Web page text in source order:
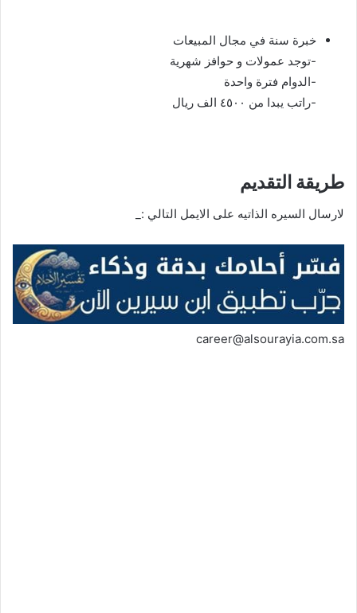
خبرة سنة في مجال المبيعات
-توجد عمولات و حوافز شهرية
-الدوام فترة واحدة
-راتب يبدا من ٤٥٠٠ الف ريال
طريقة التقديم
لارسال السيره الذاتيه على الايمل التالي :_
career@alsourayia.com.sa